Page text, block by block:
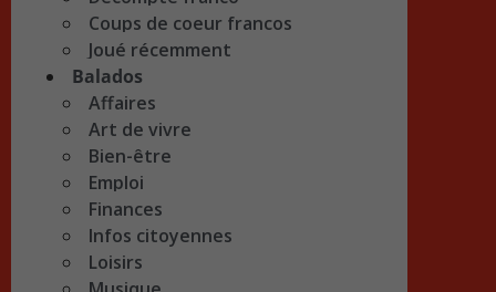
Coups de coeur francos
Joué récemment
Balados
Affaires
Art de vivre
Bien-être
Emploi
Finances
Infos citoyennes
Loisirs